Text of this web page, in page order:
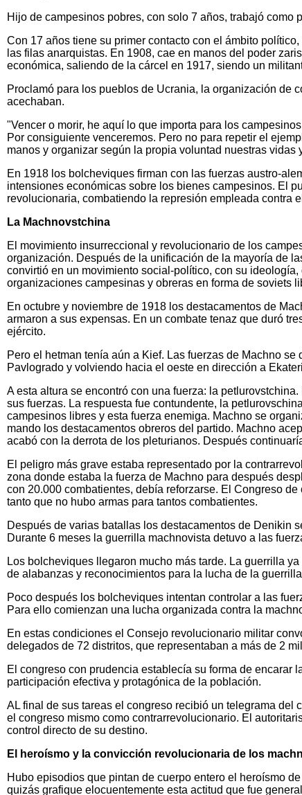
Hijo de campesinos pobres, con solo 7 años, trabajó como
Con 17 años tiene su primer contacto con el ámbito
las filas anarquistas. En 1908, cae en manos del poder
económica, saliendo de la cárcel en 1917, siendo un
Proclamó para los pueblos de Ucrania, la organización de
acechaban.
"Vencer o morir, he aquí lo que importa para los
Por consiguiente venceremos. Pero no para repetir el
manos y organizar según la propia voluntad nuestras
En 1918 los bolcheviques firman con las fuerzas austro-
intensiones económicas sobre los bienes campesinos. El
revolucionaria, combatiendo la represión empleada contra
La Machnovstchina
El movimiento insurreccional y revolucionario de los
organización. Después de la unificación de la mayoría de
convirtió en un movimiento social-político, con su
organizaciones campesinas y obreras en forma de soviets
En octubre y noviembre de 1918 los destacamentos de
armaron a sus expensas. En un combate tenaz que duró
ejército.
Pero el hetman tenía aún a Kief. Las fuerzas de Machno
Pavlogrado y volviendo hacia el oeste en dirección a
A esta altura se encontró con una fuerza: la
sus fuerzas. La respuesta fue contundente, la
campesinos libres y esta fuerza enemiga. Machno se
mando los destacamentos obreros del partido. Machno
acabó con la derrota de los pleturianos. Después
El peligro más grave estaba representado por la
zona donde estaba la fuerza de Machno para después
con 20.000 combatientes, debía reforzarse. El Congreso
tanto que no hubo armas para tantos combatientes.
Después de varias batallas los destacamentos de Denikin
Durante 6 meses la guerrilla machnovista detuvo a las
Los bolcheviques llegaron mucho más tarde. La guerrilla
de alabanzas y reconocimientos para la lucha de la
Poco después los bolcheviques intentan controlar a las
Para ello comienzan una lucha organizada contra la
En estas condiciones el Consejo revolucionario militar
delegados de 72 distritos, que representaban a más de 2
El congreso con prudencia establecía su forma de
participación efectiva y protagónica de la población.
AL final de sus tareas el congreso recibió un telegrama
el congreso mismo como contrarrevolucionario. El
control directo de su destino.
El heroísmo y la convicción revolucionaria de los
Hubo episodios que pintan de cuerpo entero el heroísmo
quizás grafique elocuentemente esta actitud que fue